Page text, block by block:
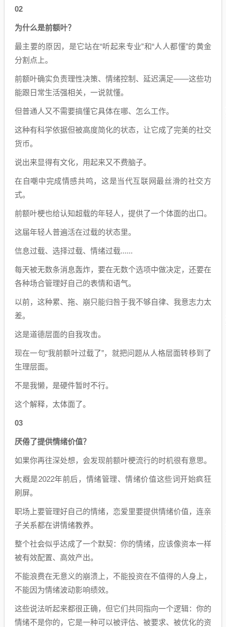
02
为什么是前额叶？
最主要的原因，是它站在“听起来专业”和“人人都懂”的黄金
分割点上。
前额叶确实负责理性决策、情绪控制、延迟满足——这些功
能跟日常生活强相关，一说就懂。
但普通人又不需要搞懂它具体在哪、怎么工作。
这种有科学依据但被高度简化的状态，让它成了完美的社交
货币。
说出来显得有文化，用起来又不费脑子。
在自嘲中完成情感共鸣，这是当代互联网最丝滑的社交方
式。
前额叶梗也给认知超载的年轻人，提供了一个体面的出口。
这届年轻人普遍活在过载的状态里。
信息过载、选择过载、情绪过载......
每天被无数条消息轰炸，要在无数个选项中做决定，还要在
各种场合管理好自己的表情和语气。
以前，这种累、拖、崩只能归咎于我不够自律、我意志力太
差。
这是道德层面的自我攻击。
现在一句“我前额叶过载了”，就把问题从人格层面转移到了
生理层面。
不是我懒，是硬件暂时不行。
这个解释，太体面了。
03
厌倦了提供情绪价值？
如果你再往深处想，会发现前额叶梗流行的时机很有意思。
大概是2022年前后，情绪管理、情绪价值这些词开始疯狂
刷屏。
职场上要管理好自己的情绪，恋爱里要提供情绪价值，连亲
子关系都在讲情绪教养。
整个社会似乎达成了一个默契：你的情绪，应该像资本一样
被有效配置、高效产出。
不能浪费在无意义的崩溃上，不能投资在不值得的人身上，
不能因为情绪波动影响绩效。
这些说法听起来都很正确，但它们共同指向一个逻辑：你的
情绪不是你的，它是一种可以被评估、被要求、被优化的资